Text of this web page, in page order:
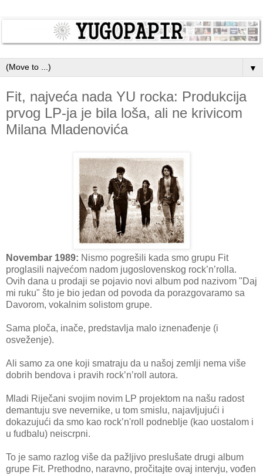
▼
Fit, najveća nada YU rocka: Produkcija
prvog LP-ja je bila loša, ali ne krivicom
Milana Mladenovića
Novembar 1989: Nismo pogrešili kada smo grupu Fit
proglasili najvećom nadom jugoslovenskog rock’n’rolla.
Ovih dana u prodaji se pojavio novi album pod nazivom "Daj
mi ruku" što je bio jedan od povoda da porazgovaramo sa
Davorom, vokalnim solistom grupe.
Sama ploča, inače, predstavlja malo iznenađenje (i
osveženje).
Ali samo za one koji smatraju da u našoj zemlji nema više
dobrih bendova i pravih rock’n’roll autora.
Mladi Riječani svojim novim LP projektom na našu radost
demantuju sve nevernike, u tom smislu, najavljujući i
dokazujući da smo kao rock’n'roll podneblje (kao uostalom i
u fudbalu) neiscrpni.
To je samo razlog više da pažljivo preslušate drugi album
grupe Fit. Prethodno, naravno, pročitajte ovaj intervju, vođen